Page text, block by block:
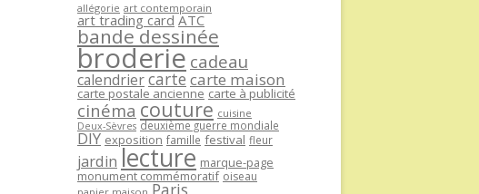
allégorie art contemporain
art trading card ATC
bande dessinée
broderie cadeau
calendriercartecarte maison
carte postale ancienne carte à publicité
cinéma couture cuisine
Deux-Sèvres deuxième guerre mondiale
DIY exposition famille festival fleur
jardin lecture marque-page
monument commémoratif oiseau
Paris